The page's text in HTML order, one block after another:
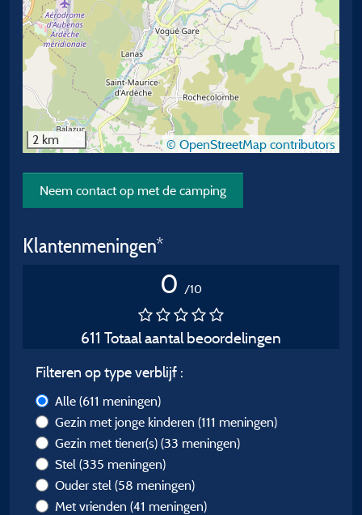
2 km © OpenStreetMap contributors
Neem contact op met de camping
Klantenmeningen*
0 /10
611 Totaal aantal beoordelingen
Filteren op type verblijf :
Alle (611 meningen)
Gezin met jonge kinderen (111 meningen)
Gezin met tiener(s) (33 meningen)
Stel (335 meningen)
Ouder stel (58 meningen)
Met vrienden (41 meningen)